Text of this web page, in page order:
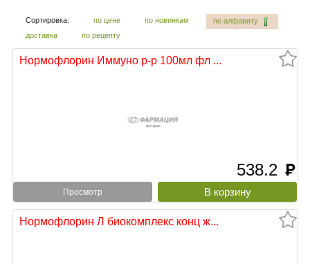
Сортировка: по цене по новинкам
по алфавиту
доставка
по рецепту
Нормофлорин Иммуно р-р 100мл фл ...
538.2 руб
Просмотр
Нормофлорин Л биокомплекс конц ж...